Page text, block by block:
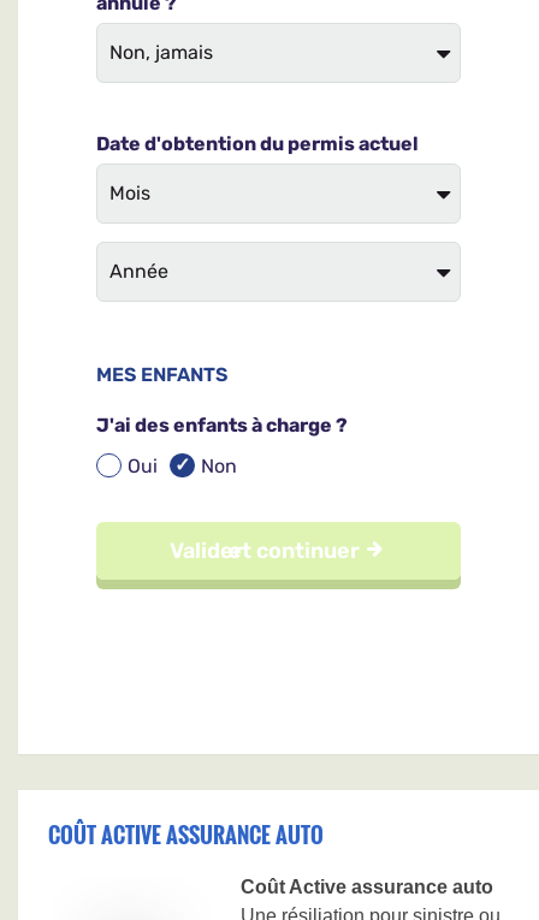
COÛT ACTIVE ASSURANCE AUTO
Coût Active assurance auto
Une résiliation pour sinistre ou